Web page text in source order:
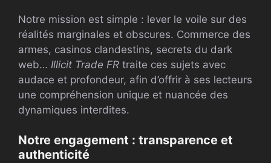
Notre mission est simple : lever le voile sur des
réalités marginales et obscures. Commerce des
armes, casinos clandestins, secrets du dark
web… Illicit Trade FR traite ces sujets avec
audace et profondeur, afin d’offrir à ses lecteurs
une compréhension unique et nuancée des
dynamiques interdites.
Notre engagement : transparence et
authenticité